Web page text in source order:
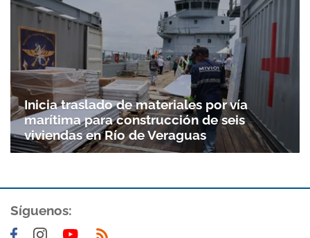
Gracias por suscribirte a nuestro boletín.
Inicia traslado de materiales por vía
marítima para construcción de seis
viviendas en Río de Veraguas
Síguenos: